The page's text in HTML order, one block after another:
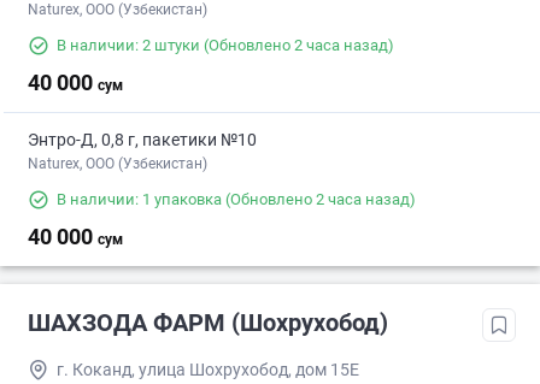
Naturex, OOO (Узбекистан)
В наличии: 2 штуки (Обновлено 2 часа назад)
40 000 сум
Энтро-Д, 0,8 г, пакетики №10
Naturex, OOO (Узбекистан)
В наличии: 1 упаковка (Обновлено 2 часа назад)
40 000 сум
ШАХЗОДА ФАРМ (Шохрухобод)
г. Коканд, улица Шохрухобод, дом 15Е